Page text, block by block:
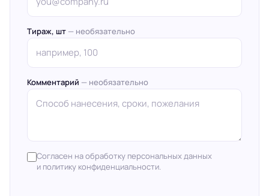
Тираж, шт — необязательно
Комментарий — необязательно
Согласен на обработку персональных данных
и политику конфиденциальности.